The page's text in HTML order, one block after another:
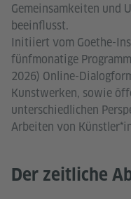
Gemeinsamkeiten und
beeinflusst.
Initiiert vom Goethe-
fünfmonatige
2026) Online-
Kunstwerken, sowie
unterschiedlichen
Arbeiten von
Der zeitliche